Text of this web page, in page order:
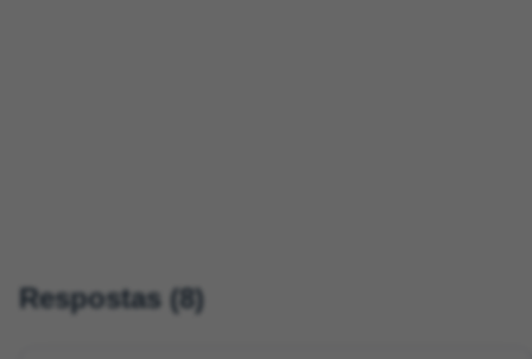
Respostas (8)